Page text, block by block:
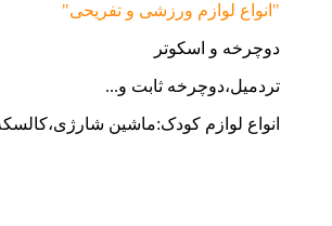
"انواع لوازم ورزشی و تفریحی"
دوچرخه و اسکوتر
تردمیل،دوچرخه ثابت و...
انواع لوازم کودک:ماشین